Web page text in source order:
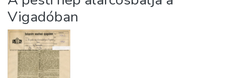
About us
Vigadóban